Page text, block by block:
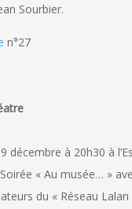
Sourbier.
n°27
décembre à 20h30 à
« Au musée… »
du « Réseau